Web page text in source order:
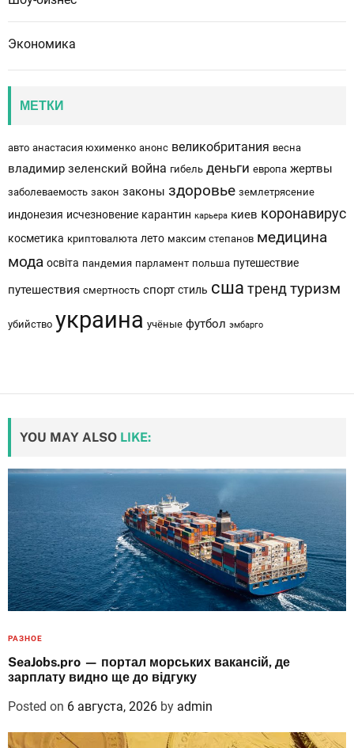
Экономика
МЕТКИ
авто анастасия юхименко анонс великобритания весна
владимир зеленский война гибель деньги европа жертвы
заболеваемость закон законы здоровье землетрясение
индонезия исчезновение карантин карьера киев коронавирус
косметика криптовалюта лето максим степанов медицина
мода освіта пандемия парламент польша путешествие
путешествия смертность спорт стиль сша тренд туризм
убийство украина учёные футбол эмбарго
YOU MAY ALSO LIKE:
РАЗНОЕ
SeaJobs.pro — портал морських вакансій, де
зарплату видно ще до відгуку
Posted on 6 августа, 2026 by admin